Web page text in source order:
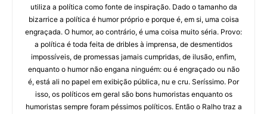
utiliza a política como fonte de inspiração. Dado o tamanho da
bizarrice a política é humor próprio e porque é, em si, uma coisa
engraçada. O humor, ao contrário, é uma coisa muito séria. Provo:
a política é toda feita de dribles à imprensa, de desmentidos
impossíveis, de promessas jamais cumpridas, de ilusão, enfim,
enquanto o humor não engana ninguém: ou é engraçado ou não
é, está ali no papel em exibição pública, nu e cru. Seríssimo. Por
isso, os políticos em geral são bons humoristas enquanto os
humoristas sempre foram péssimos políticos. Então o Ralho traz a